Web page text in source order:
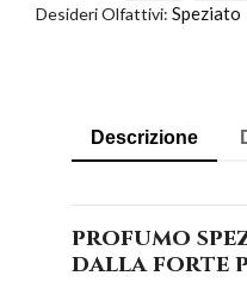
Desideri Olfattivi: Speziato
Descrizione
profumo
dalla forte